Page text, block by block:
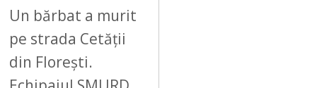
Un bărbat a murit
pe strada Cetății
din Florești.